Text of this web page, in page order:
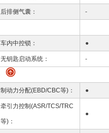
后排侧气囊： -
车内中控锁： ●
无钥匙启动系统： -
制动力分配(EBD/CBC等)： ●
牵引力控制(ASR/TCS/TRC
等)：
●